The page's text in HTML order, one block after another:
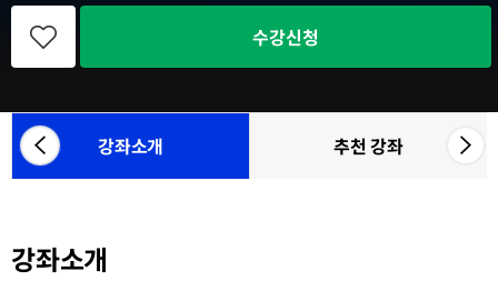
관
좌
등
수강신청
좌
카
테
강좌소개 추천 강좌
참
목
록
강좌소개